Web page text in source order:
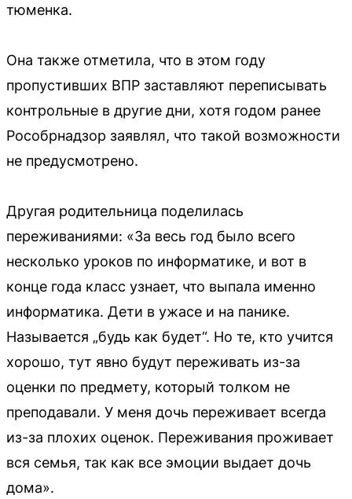
тюменка.
Она также отметила, что в этом году
пропустивших ВПР заставляют переписывать
контрольные в другие дни, хотя годом ранее
Рособрнадзор заявлял, что такой возможности
не предусмотрено.
Другая родительница поделилась
переживаниями: «За весь год было всего
несколько уроков по информатике, и вот в
конце года класс узнает, что выпала именно
информатика. Дети в ужасе и на панике.
Называется „будь как будет“. Но те, кто учится
хорошо, тут явно будут переживать из-за
оценки по предмету, который толком не
преподавали. У меня дочь переживает всегда
из-за плохих оценок. Переживания проживает
вся семья, так как все эмоции выдает дочь
дома».